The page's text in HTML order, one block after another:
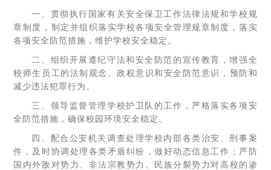
一、贯彻执行国家有关安全保卫工作法律法规和学校规
章制度，制定并组织落实学校各项安全管理规章制度，落实
各项安全防范措施，维护学校安全稳定。
二、组织开展遵纪守法和安全防范的宣传教育，增强全
校师生员工的法制观念、政权意识和安全防范意识，预防和
减少违法犯罪行为。
三、领导监督管理学校护卫队的工作，严格落实各项安
全防范措施，确保校园环境安全稳定。
四、配合公安机关调查处理学校内部各类治安、刑事案
件，及时协调处理各类矛盾纠纷，做好动态信息工作；严防
国内外敌对势力、非法宗教势力、民族分裂势力对高校的渗